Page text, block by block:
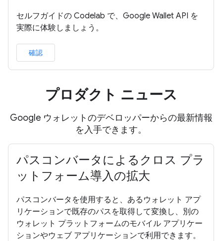
セルフガイドの Codelab で、Google Wallet API を
実際に体験しましょう。
確認
プロダクト ニュース
Google ウォレットのデベロッパーからの最新情報
を入手できます。
パスコンバータによるクロス プラ
ットフォーム導入の拡大
パスコンバータを使用すると、あるウォレット アプ
リケーションで既存のパスを取得して変換し、別の
ウォレット プラットフォームのモバイル アプリケー
ションやウェブ アプリケーションで利用できます。